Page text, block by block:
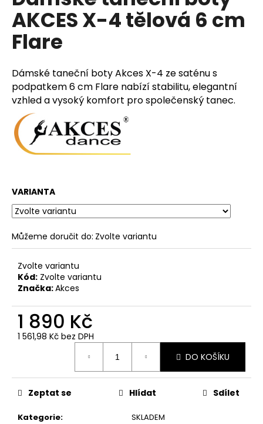
0,0
z
5
hvězdiček.
AKCES X-4 tělová 6 cm
Flare
Dámské taneční boty Akces X-4 ze saténu s
podpatkem 6 cm Flare nabízí stabilitu, elegantní
vzhled a vysoký komfort pro společenský tanec.
VARIANTA
Můžeme doručit do: Zvolte variantu
Zvolte variantu
Kód: Zvolte variantu
Značka:Akces
1 890 Kč
1 561,98 Kč bez DPH
DO KOŠÍKU
Kategorie:
SKLADEM
Zeptat se Hlídat Sdílet
a
j
í
?
HLEDAT
D
o
p
r
u
č
u
e
m
e